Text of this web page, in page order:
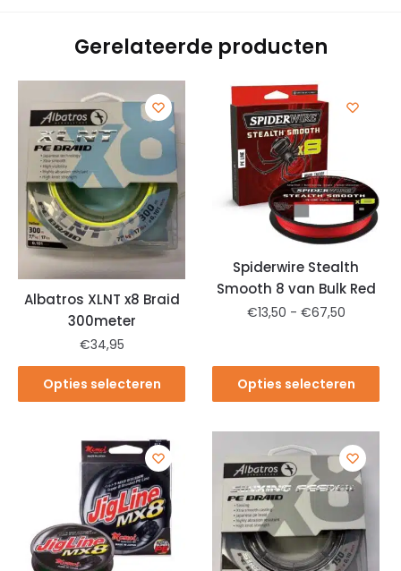
Gerelateerde producten
Albatros XLNT x8 Braid
300meter
€34,95
Opties selecteren
Spiderwire Stealth
Smooth 8 van Bulk Red
€13,50 - €67,50
Opties selecteren